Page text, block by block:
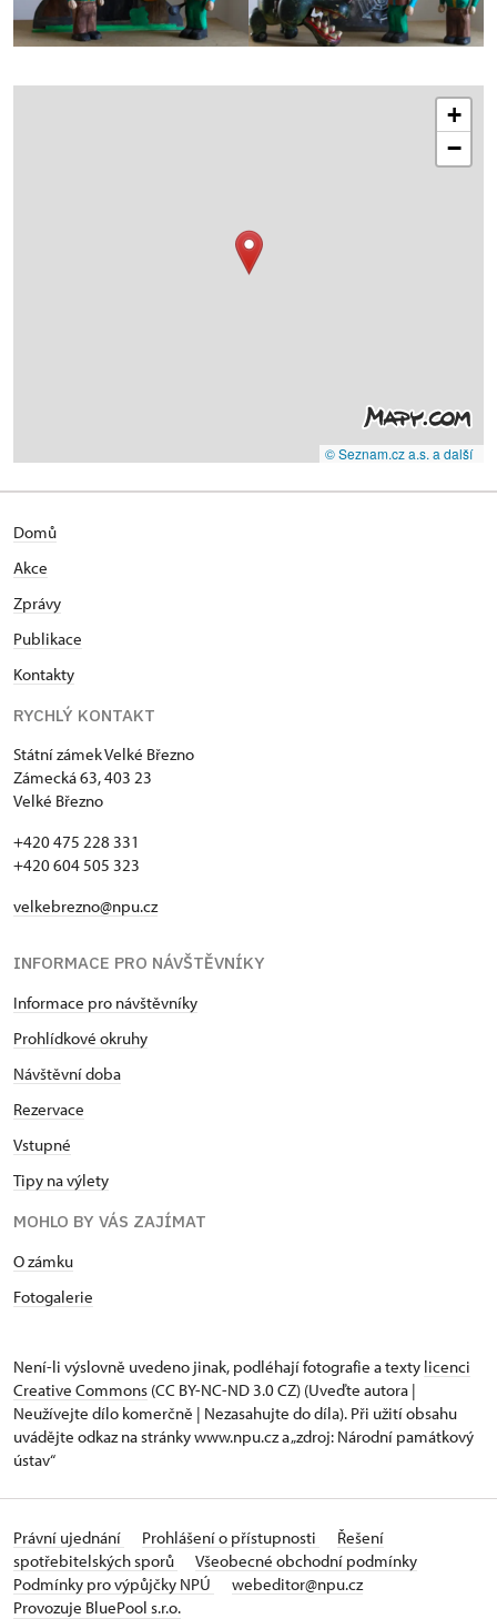
+
−
© Seznam.cz a.s. a další
Domů
Akce
Zprávy
Publikace
Kontakty
RYCHLÝ KONTAKT
Státní zámek Velké Březno
Zámecká 63, 403 23
Velké Březno
+420 475 228 331
+420 604 505 323
velkebrezno@npu.cz
INFORMACE PRO NÁVŠTĚVNÍKY
Informace pro návštěvníky
Prohlídkové okruhy
Návštěvní doba
Rezervace
Vstupné
Tipy na výlety
MOHLO BY VÁS ZAJÍMAT
O zámku
Fotogalerie
Není-li výslovně uvedeno jinak, podléhají fotografie a texty licenci
Creative Commons (CC BY-NC-ND 3.0 CZ) (Uveďte autora |
Neužívejte dílo komerčně | Nezasahujte do díla). Při užití obsahu
uvádějte odkaz na stránky www.npu.cz a „zdroj: Národní památkový
ústav“
Právní ujednání Prohlášení o přístupnosti
Řešení
spotřebitelských sporů
Všeobecné obchodní podmínky
Podmínky pro výpůjčky NPÚ
webeditor@npu.cz
Provozuje BluePool s.r.o.